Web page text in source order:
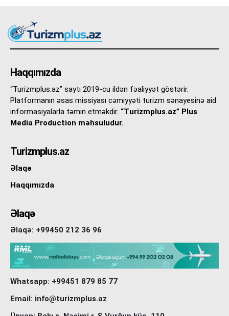
Haqqımızda
“Turizmplus.az” saytı 2019-cu ildən fəaliyyət göstərir.
Platformanın əsas missiyası cəmiyyəti turizm sənayesinə aid
informasiyalarla təmin etməkdir. “Turizmplus.az” Plus
Media Production məhsuludur.
Turizmplus.az
Əlaqə
Haqqımızda
Əlaqə
Əlaqə: +99450 212 36 96
Whatsapp: +99451 879 85 77
Email: info@turizmplus.az